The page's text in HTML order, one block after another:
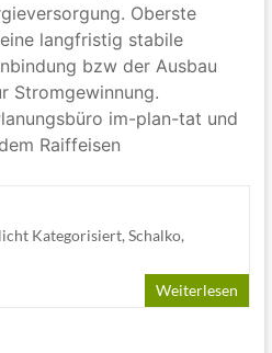
Oberste
langfristig stabile
bzw der Ausbau
Stromgewinnung.
im-plan-tat und
Raiffeisen
Kategorisiert, Schalko,
Weiterlesen